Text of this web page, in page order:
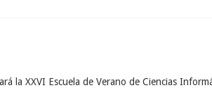
la XXVI Escuela de Verano de Ciencias